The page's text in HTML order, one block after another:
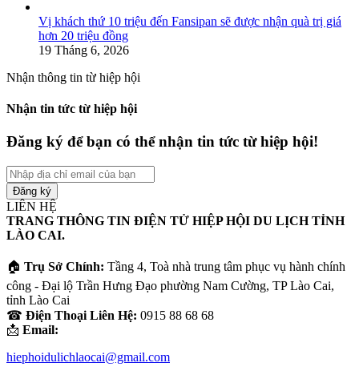
Vị khách thứ 10 triệu đến Fansipan sẽ được nhận quà trị giá
hơn 20 triệu đồng
19 Tháng 6, 2026
Nhận thông tin từ hiệp hội
Nhận tin tức từ hiệp hội
Đăng ký để bạn có thể nhận tin tức từ hiệp hội!
Nhập
địa
chỉ
email
của
bạn
LIÊN HỆ
TRANG THÔNG TIN ĐIỆN TỬ HIỆP HỘI DU LỊCH TỈNH
LÀO CAI.
🏠 Trụ Sở Chính: Tầng 4, Toà nhà trung tâm phục vụ hành chính
công - Đại lộ Trần Hưng Đạo phường Nam Cường, TP Lào Cai,
tỉnh Lào Cai
☎ Điện Thoại Liên Hệ: 0915 88 68 68
📩 Email:
hiephoidulichlaocai@gmail.com